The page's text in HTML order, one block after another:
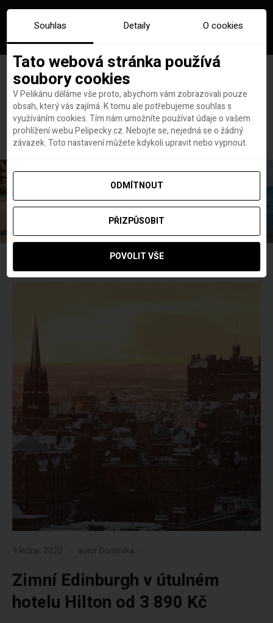
Hlavní stránka tipy edinburgh
Štítek:tipy edinburgh
9 ledna, 2020 autor Dominika
Zimní Edinburgh v útulném
hotelu Hilton od 3 890 Kč
Souhlas Detaily O cookies
Tato webová stránka používá
soubory cookies
V Pelikánu děláme vše proto, abychom vám zobrazovali pouze
obsah, který vás zajímá. K tomu ale potřebujeme souhlas s
využíváním cookies. Tím nám umožníte používat údaje o vašem
prohlížení webu Pelipecky.cz. Nebojte se, nejedná se o žádný
závazek. Toto nastavení můžete kdykoli upravit nebo vypnout.
ODMÍTNOUT
PŘIZPŮSOBIT
POVOLIT VŠE